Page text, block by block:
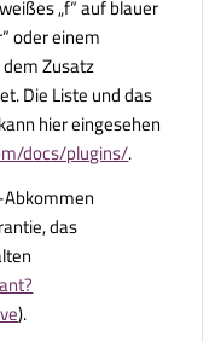
„f“ auf blauer
oder einem
Zusatz
Die Liste und das
hier eingesehen
docs/plugins/.
das
).